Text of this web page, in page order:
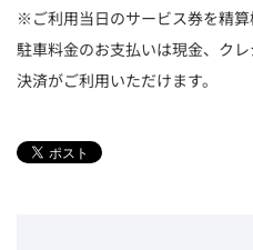
※ご利用当日のサービス券を精算
駐車料金のお支払いは現金、ク
決済がご利用いただけます。